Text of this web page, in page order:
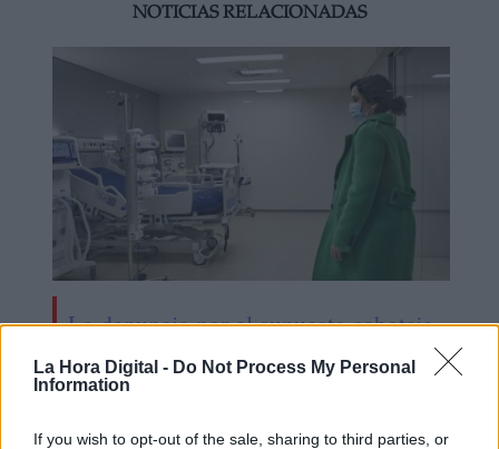
La Hora Digital - Do Not Process My Personal
Information
If you wish to opt-out of the sale, sharing to third parties, or
NOTICIAS RELACIONADAS
La denuncia por el supuesto sabotaje
al hospital Isabel Zendal estaba
plagada de datos falsos e